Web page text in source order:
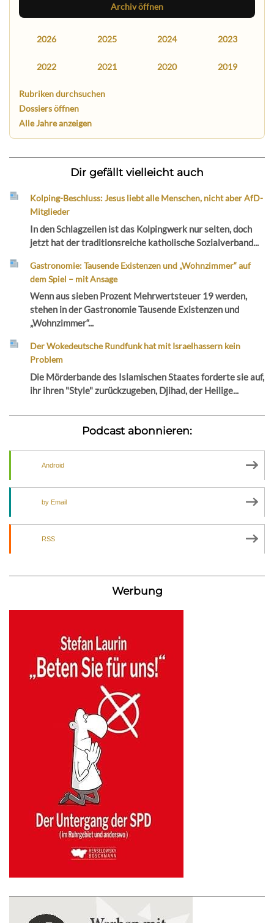
Archiv öffnen
2026 2025 2024 2023
2022 2021 2020 2019
Rubriken durchsuchen
Dossiers öffnen
Alle Jahre anzeigen
Dir gefällt vielleicht auch
Kolping-Beschluss: Jesus liebt alle Menschen, nicht aber AfD-
Mitglieder
In den Schlagzeilen ist das Kolpingwerk nur selten, doch
jetzt hat der traditionsreiche katholische Sozialverband...
Gastronomie: Tausende Existenzen und „Wohnzimmer“ auf
dem Spiel – mit Ansage
Wenn aus sieben Prozent Mehrwertsteuer 19 werden,
stehen in der Gastronomie Tausende Existenzen und
„Wohnzimmer“...
Der Wokedeutsche Rundfunk hat mit Israelhassern kein
Problem
Die Mörderbande des Islamischen Staates forderte sie auf,
ihr ihren "Style" zurückzugeben, Djihad, der Heilige...
Podcast abonnieren:
Android
by Email
RSS
Werbung